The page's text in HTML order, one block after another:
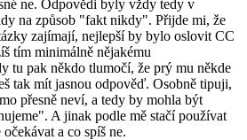
ne. Odpovědi byly vždy tedy v
na způsob "fakt nikdy". Přijde mi, že
zajímají, nejlepší by bylo oslovit CC
tím minimálně nějakému
tu pak někdo tlumočí, že prý mu někde
tak mít jasnou odpověď. Osobně tipuji,
přesně neví, a tedy by mohla být
A jinak podle mě stačí používat
a co spíš ne.